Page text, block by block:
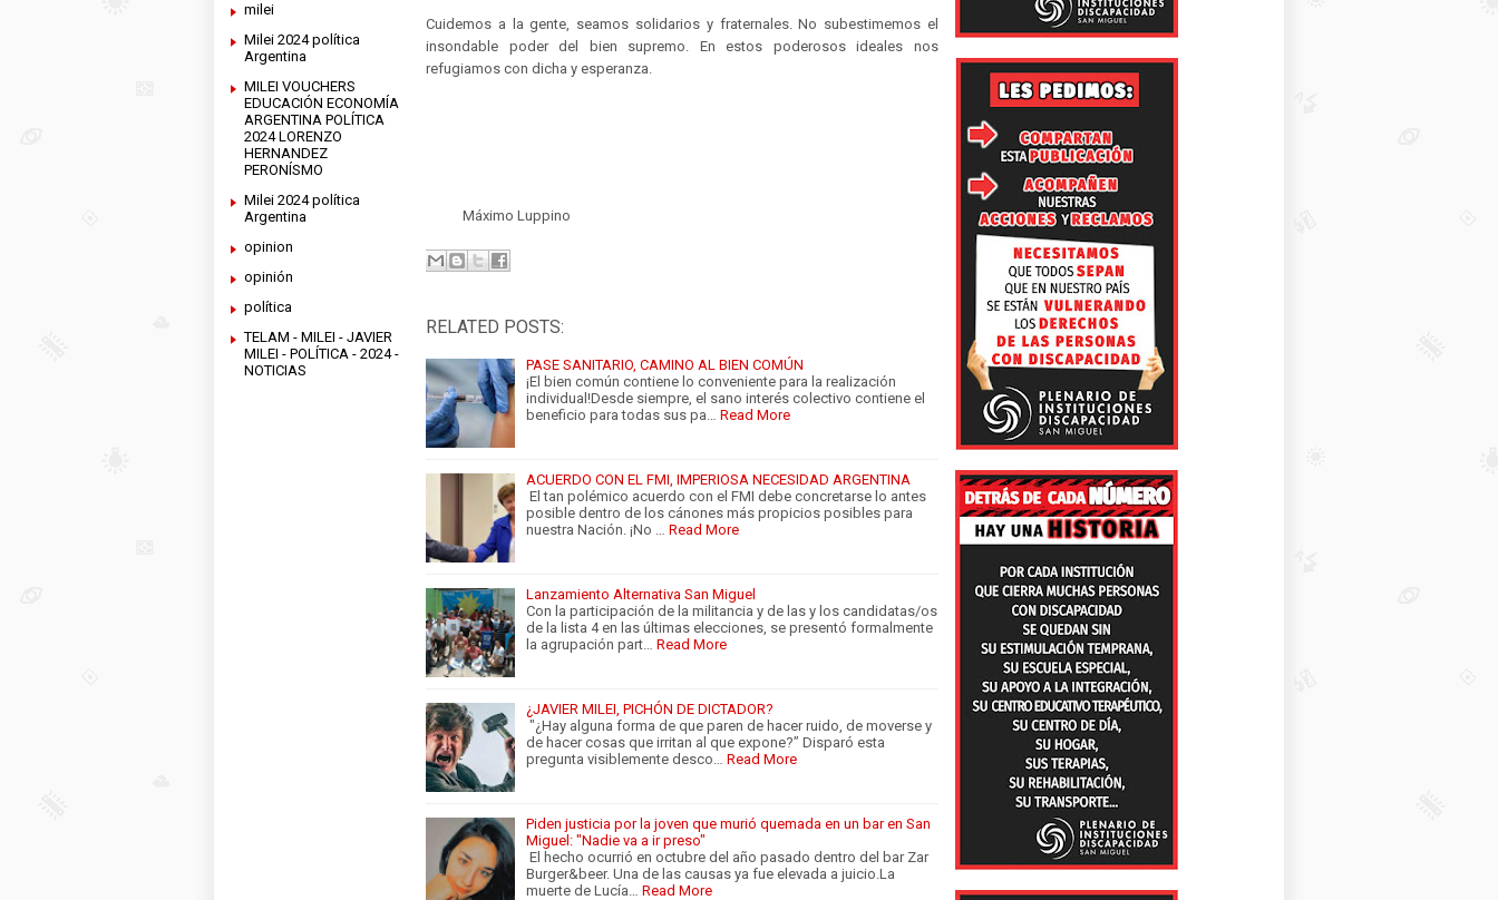
milei
Milei 2024 política
Argentina
MILEI VOUCHERS
EDUCACIÓN ECONOMÍA
ARGENTINA POLÍTICA
2024 LORENZO
HERNANDEZ
PERONÍSMO
Milei 2024 política
Argentina
opinion
opinión
política
TELAM - MILEI - JAVIER
MILEI - POLÍTICA - 2024 -
NOTICIAS
Cuidemos a la gente, seamos solidarios y fraternales. No subestimemos el
insondable poder del bien supremo. En estos poderosos ideales nos
refugiamos con dicha y esperanza.
Máximo Luppino
RELATED POSTS:
PASE SANITARIO, CAMINO AL BIEN COMÚN
¡El bien común contiene lo conveniente para la realización
individual!Desde siempre, el sano interés colectivo contiene el
beneficio para todas sus pa…
Read More
ACUERDO CON EL FMI, IMPERIOSA NECESIDAD ARGENTINA
El tan polémico acuerdo con el FMI debe concretarse lo antes
posible dentro de los cánones más propicios posibles para
nuestra Nación. ¡No …
Read More
Lanzamiento Alternativa San Miguel
Con la participación de la militancia y de las y los candidatas/os
de la lista 4 en las últimas elecciones, se presentó formalmente
la agrupación part…
Read More
¿JAVIER MILEI, PICHÓN DE DICTADOR?
"¿Hay alguna forma de que paren de hacer ruido, de moverse y
de hacer cosas que irritan al que expone?” Disparó esta
pregunta visiblemente desco…
Read More
Piden justicia por la joven que murió quemada en un bar en San
Miguel: "Nadie va a ir preso"
El hecho ocurrió en octubre del año pasado dentro del bar Zar
Burger&beer. Una de las causas ya fue elevada a juicio.La
muerte de Lucía…
Read More